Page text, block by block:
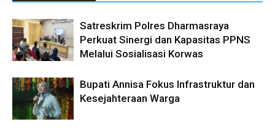
Satreskrim Polres Dharmasraya
Perkuat Sinergi dan Kapasitas PPNS
Melalui Sosialisasi Korwas
Bupati Annisa Fokus Infrastruktur dan
Kesejahteraan Warga